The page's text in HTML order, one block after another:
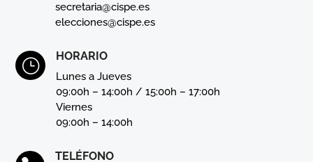
secretaria@cispe.es
elecciones@cispe.es
}
HORARIO
Lunes a Jueves
09:00h – 14:00h / 15:00h – 17:00h
Viernes
09:00h – 14:00h
TELÉFONO